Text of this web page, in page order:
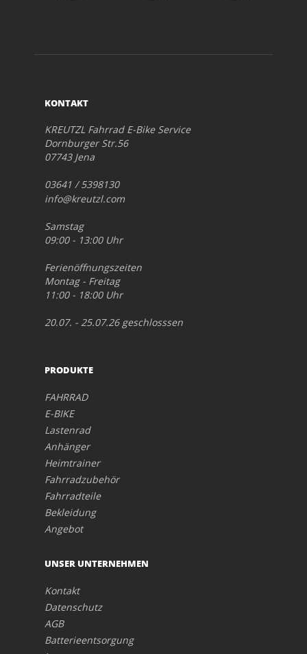
KONTAKT
KREUTZL Fahrrad E-Bike Service
Dornburger Str.56
07743 Jena
03641 / 5398130
info@kreutzl.com
Samstag
09:00 - 13:00 Uhr
Ferienöffnungszeiten
Montag - Freitag
11:00 - 18:00 Uhr
20.07. - 25.07.26 geschlosssen
PRODUKTE
FAHRRAD
E-BIKE
Lastenrad
Anhänger
Heimtrainer
Fahrradzubehör
Fahrradteile
Bekleidung
Angebot
UNSER UNTERNEHMEN
Kontakt
Datenschutz
AGB
Batterieentsorgung